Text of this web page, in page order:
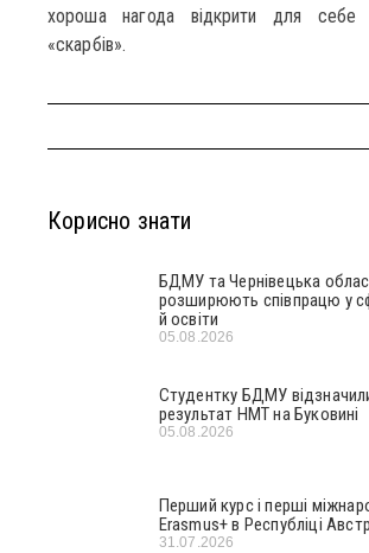
хороша нагода відкрити для себе
«скарбів».
Корисно знати
БДМУ та Чернівецька
розширюють співпрацю у
й освіти
05.08.2026
Студентку БДМУ
результат НМТ на Буковині
05.08.2026
Перший курс і перші
Erasmus+ в Республіці
31.07.2026